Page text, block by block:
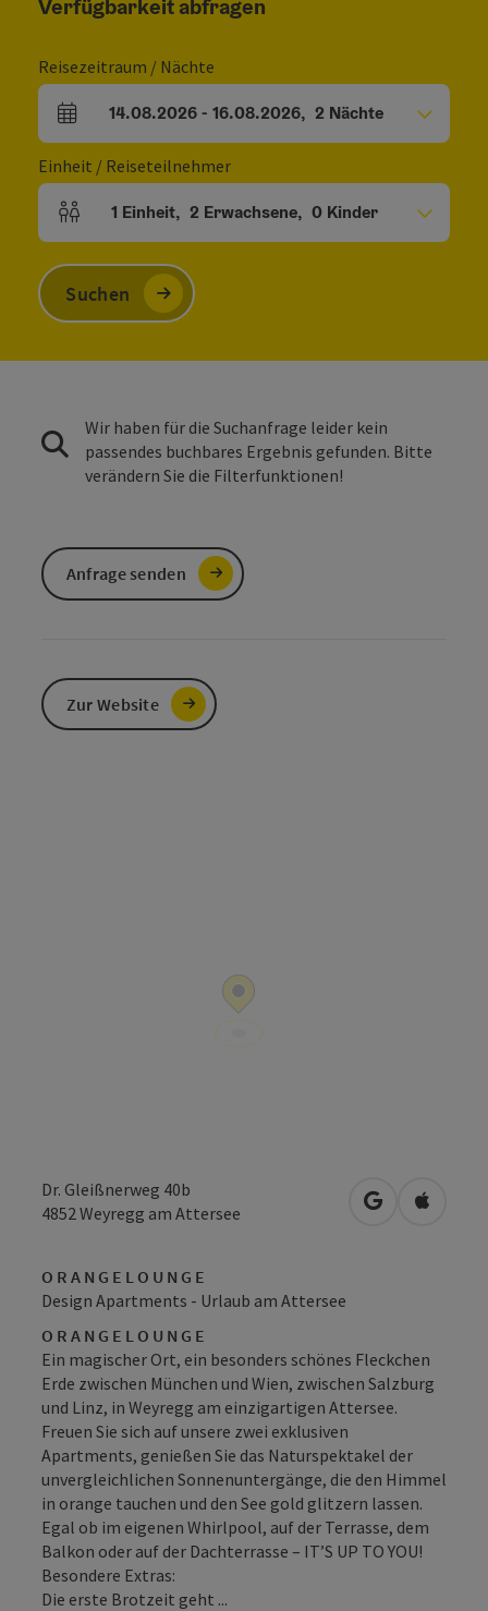
Dr. Gleißnerweg 40b
4852 Weyregg am Attersee in Google
in
O R A N G E L O U N G E
Design Apartments - Urlaub am Attersee
O R A N G E L O U N G E
Ein magischer Ort, ein besonders schönes Fleckchen
Erde zwischen München und Wien, zwischen Salzburg
und Linz, in Weyregg am einzigartigen Attersee.
Freuen Sie sich auf unsere zwei exklusiven
Apartments, genießen Sie das Naturspektakel der
unvergleichlichen Sonnenuntergänge, die den Himmel
in orange tauchen und den See gold glitzern lassen.
Egal ob im eigenen Whirlpool, auf der Terrasse, dem
Balkon oder auf der Dachterrasse – IT’S UP TO YOU!
Besondere Extras:
Die erste Brotzeit geht ...
Verfügbarkeit abfragen
Reisezeitraum / Nächte
An- und Abreisefelder
14.08.2026- 16.08.2026, 2 Nächte
Einheit / Reiseteilnehmer
Einheitenanzahl und Personenfelder
1 Einheit, 2 Erwachsene, 0 Kinder
Suchen
Wir haben für die Suchanfrage leider kein
passendes buchbares Ergebnis gefunden. Bitte
verändern Sie die Filterfunktionen!
Anfrage senden
Zur Website